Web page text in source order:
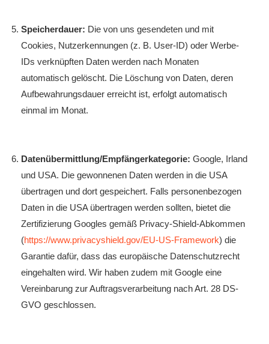
Speicherdauer: Die von uns gesendeten und mit
Cookies, Nutzerkennungen (z. B. User-ID) oder Werbe-
IDs verknüpften Daten werden nach Monaten
automatisch gelöscht. Die Löschung von Daten, deren
Aufbewahrungsdauer erreicht ist, erfolgt automatisch
einmal im Monat.
Datenübermittlung/Empfängerkategorie: Google, Irland
und USA. Die gewonnenen Daten werden in die USA
übertragen und dort gespeichert. Falls personenbezogen
Daten in die USA übertragen werden sollten, bietet die
Zertifizierung Googles gemäß Privacy-Shield-Abkommen
(https://www.privacyshield.gov/EU-US-Framework) die
Garantie dafür, dass das europäische Datenschutzrecht
eingehalten wird. Wir haben zudem mit Google eine
Vereinbarung zur Auftragsverarbeitung nach Art. 28 DS-
GVO geschlossen.